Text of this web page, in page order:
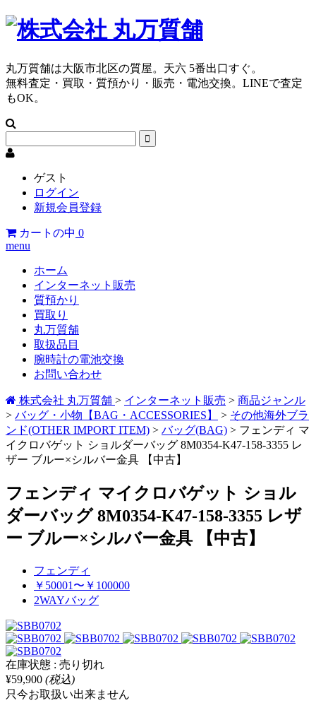
丸万質舗は大阪市北区の質屋。天六 5番出口すぐ。
無料査定・買取・質預かり・販売・電池交換。LINEで査定
もOK。
ゲスト
ログイン
新規会員登録
カートの中 0
menu
ホーム
インターネット販売
質預かり
買取り
丸万質舗
取扱品目
腕時計の電池交換
お問い合わせ
株式会社 丸万質舗 > インターネット販売 > 商品ジャンル
> バッグ・小物【BAG・ACCESSORIES】 > その他海外ブラ
ンド(OTHER IMPORT ITEM) > バッグ(BAG) > フェンディ マ
イクロバゲット ショルダーバッグ 8M0354-K47-158-3355 レ
ザー ブルー×シルバー金具 【中古】
フェンディ マイクロバゲット ショル
ダーバッグ 8M0354-K47-158-3355 レザ
ー ブルー×シルバー金具 【中古】
フェンディ
￥50001〜￥100000
2WAYバッグ
在庫状態 : 売り切れ
¥59,900 (税込)
只今お取扱い出来ません